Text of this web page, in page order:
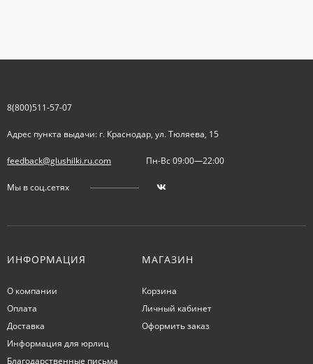
8(800)511-57-07
Адрес пункта выдачи: г. Краснодар, ул. Тюляева, 15
feedback@glushilki.ru.com Пн-Вс 09:00—22:00
Мы в соц.сетях
ИНФОРМАЦИЯ
О компании
Оплата
Доставка
Информация для юрлиц
Благодарственные письма
МАГАЗИН
Корзина
Личный кабинет
Оформить заказ